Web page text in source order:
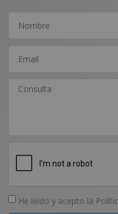
He leído y acepto la